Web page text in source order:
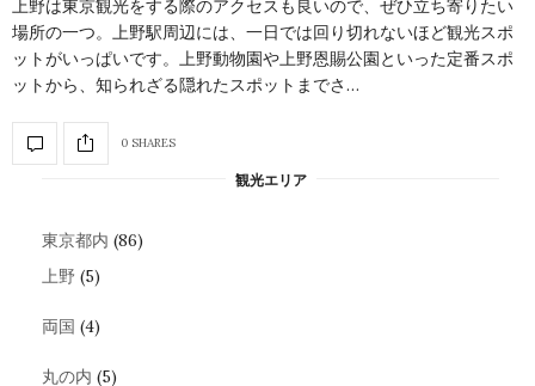
上野は東京観光をする際のアクセスも良いので、ぜひ立ち寄りたい
場所の一つ。上野駅周辺には、一日では回り切れないほど観光スポ
ットがいっぱいです。上野動物園や上野恩賜公園といった定番スポ
ットから、知られざる隠れたスポットまでさ…
0 SHARES
観光エリア
東京都内 (86)
上野 (5)
両国 (4)
丸の内 (5)